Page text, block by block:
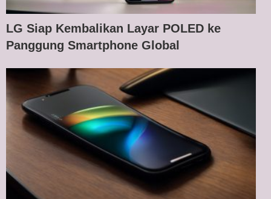
LG Siap Kembalikan Layar POLED ke
Panggung Smartphone Global